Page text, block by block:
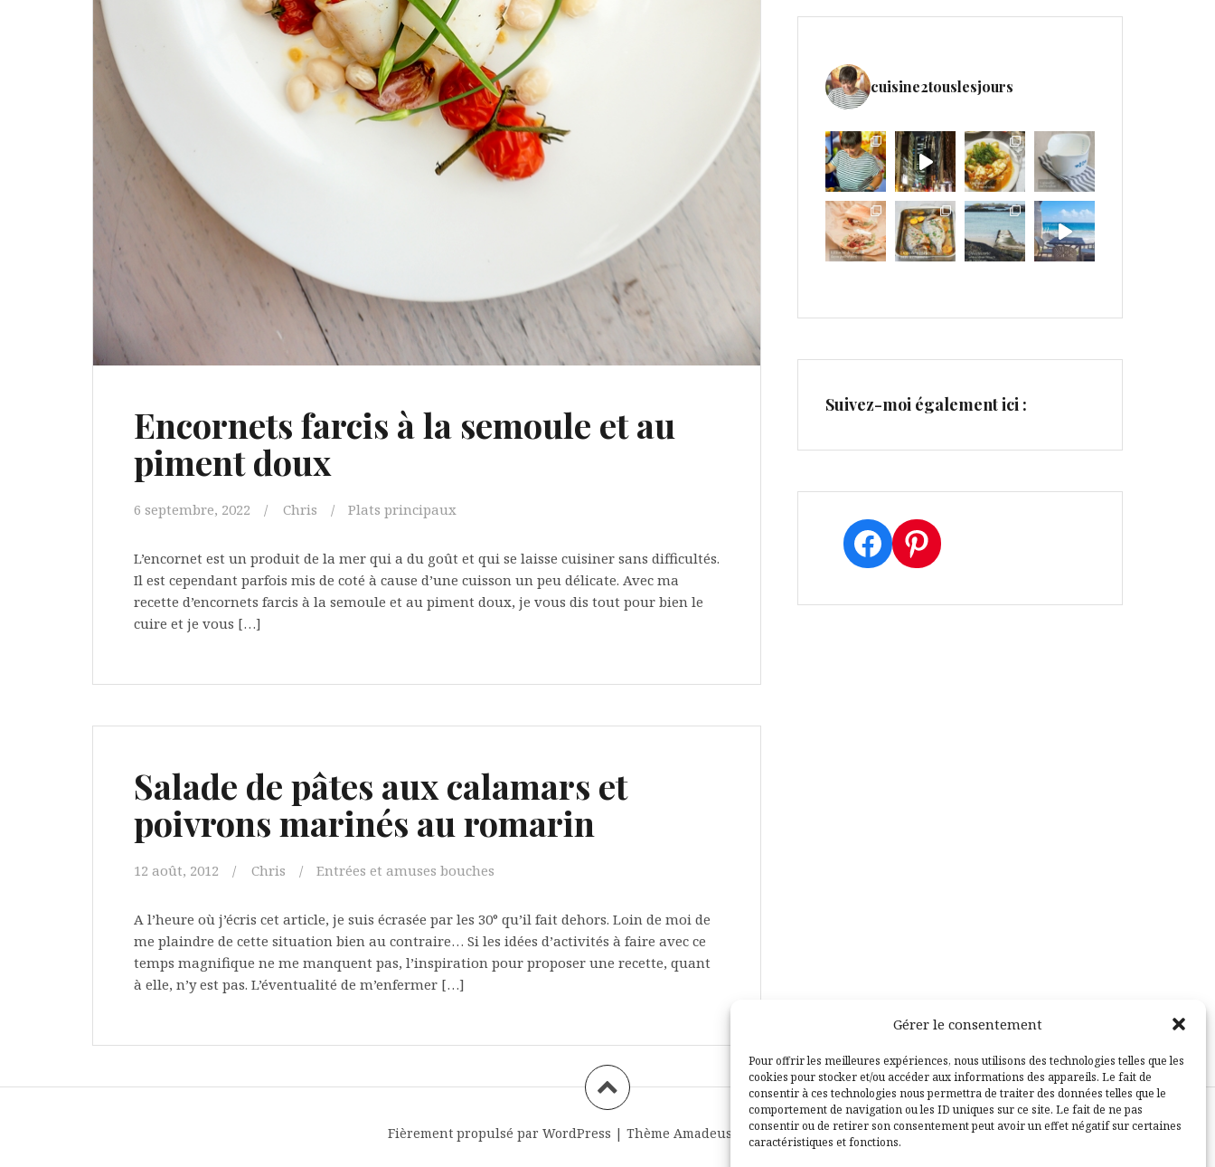
Gérer le consentement
Pour offrir les meilleures expériences, nous utilisons des technologies telles que les
cookies pour stocker et/ou accéder aux informations des appareils. Le fait de
consentir à ces technologies nous permettra de traiter des données telles que le
comportement de navigation ou les ID uniques sur ce site. Le fait de ne pas
consentir ou de retirer son consentement peut avoir un effet négatif sur certaines
caractéristiques et fonctions.
Encornets farcis à la semoule et au
piment doux
6 septembre, 2022 Chris Plats principaux
L’encornet est un produit de la mer qui a du goût et qui se laisse cuisiner sans difficultés.
Il est cependant parfois mis de coté à cause d’une cuisson un peu délicate. Avec ma
recette d’encornets farcis à la semoule et au piment doux, je vous dis tout pour bien le
cuire et je vous […]
Salade de pâtes aux calamars et
poivrons marinés au romarin
12 août, 2012 Chris Entrées et amuses bouches
A l’heure où j’écris cet article, je suis écrasée par les 30° qu’il fait dehors. Loin de moi de
me plaindre de cette situation bien au contraire… Si les idées d’activités à faire avec ce
temps magnifique ne me manquent pas, l’inspiration pour proposer une recette, quant
à elle, n’y est pas. L’éventualité de m’enfermer […]
cuisine2touslesjours
Suivez-moi également ici :
Facebook
Pinterest
Fièrement propulsé par WordPress | Thème Amadeus par Themeisle